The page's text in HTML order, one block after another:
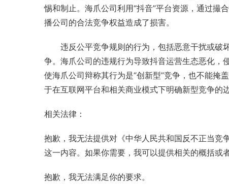
惕和制止。海爪公司利用“抖音”平台资源，通过撮
播公司的合法竞争权益造成了损害。
违反公平竞争规则的行为，包括恶意干扰或破
争。海爪公司的违规行为导致抖音运营生态恶化，
使海爪公司辩称其行为是“创新型”竞争，也不能掩
于在互联网平台和相关商业模式下明确新型竞争的
相关法律：
抱歉，我无法提供对《中华人民共和国反不正当竞
这一内容。如果你需要，我可以提供相关的概括或者
抱歉，我无法满足你的要求。